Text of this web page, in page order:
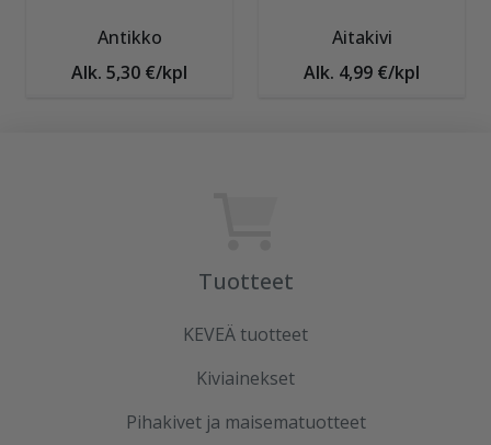
Antikko
Alk. 5,30 €/kpl
Aitakivi
Alk. 4,99 €/kpl
Tuotteet
KEVEÄ tuotteet
Kiviainekset
Pihakivet ja maisematuotteet